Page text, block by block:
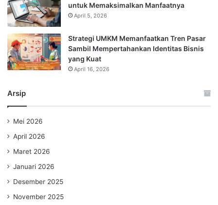
untuk Memaksimalkan Manfaatnya
April 5, 2026
Strategi UMKM Memanfaatkan Tren Pasar
Sambil Mempertahankan Identitas Bisnis
yang Kuat
April 16, 2026
Arsip
Mei 2026
April 2026
Maret 2026
Januari 2026
Desember 2025
November 2025